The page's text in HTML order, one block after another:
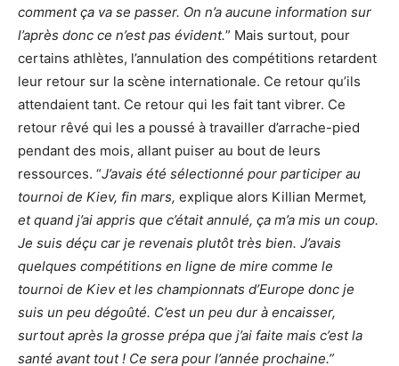
comment ça va se passer. On n’a aucune information sur
l’après donc ce n’est pas évident.” Mais surtout, pour
certains athlètes, l’annulation des compétitions retardent
leur retour sur la scène internationale. Ce retour qu’ils
attendaient tant. Ce retour qui les fait tant vibrer. Ce
retour rêvé qui les a poussé à travailler d’arrache-pied
pendant des mois, allant puiser au bout de leurs
ressources. “J’avais été sélectionné pour participer au
tournoi de Kiev, fin mars, explique alors Killian Mermet,
et quand j’ai appris que c’était annulé, ça m’a mis un coup.
Je suis déçu car je revenais plutôt très bien. J’avais
quelques compétitions en ligne de mire comme le
tournoi de Kiev et les championnats d’Europe donc je
suis un peu dégoûté. C’est un peu dur à encaisser,
surtout après la grosse prépa que j’ai faite mais c’est la
santé avant tout ! Ce sera pour l’année prochaine.”